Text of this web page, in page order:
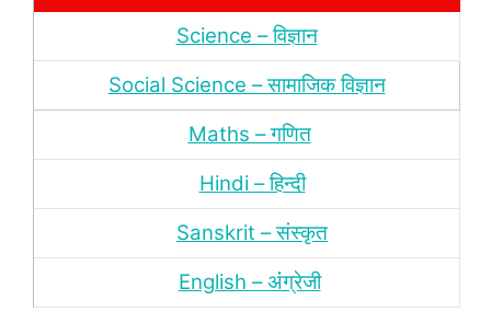
Science – विज्ञान
Social Science – सामाजिक विज्ञान
Maths – गणित
Hindi – हिन्‍दी
Sanskrit – संस्‍कृत
English – अंंग्रेजी